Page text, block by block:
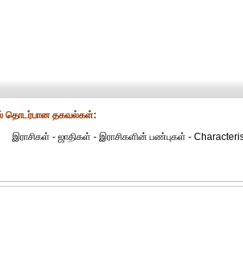
தொட‌ர்பான தகவ‌ல்க‌ள்:
இராசிகள் - ஜாதிகள் - இராசிகளின் பண்புகள் -